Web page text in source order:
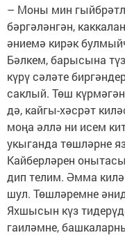
– Моны мин
бәргәләнгән,
әниемә кирәк
Бәлкем, барысына
күрү сәләте
саклый. Төш
дә, кайгы-хәсрәт
моңа әллә ни исем
укыганда төшләрне
Кайберләрен
дип телим. Әмма
шул. Төшләремне
Яхшысын күз
гаиләмне,